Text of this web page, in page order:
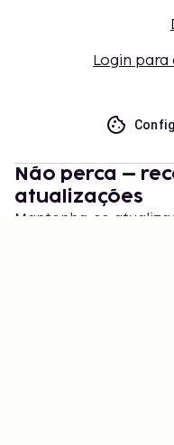
Login para
Não perca –
atualizações
Mantenha-se